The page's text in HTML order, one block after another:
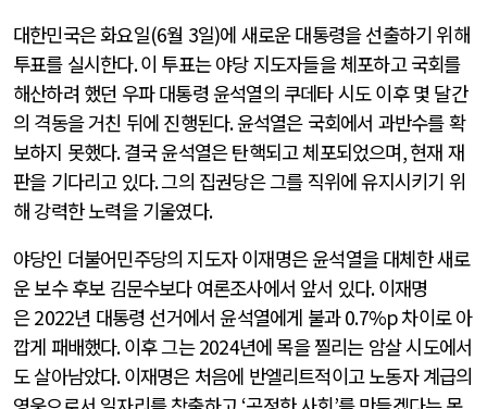
대한민국은 화요일(6월 3일)에 새로운 대통령을 선출하기 위해
투표를 실시한다.이 투표는 야당 지도자들을 체포하고 국회를
해산하려 했던 우파 대통령 윤석열의 쿠데타 시도 이후 몇 달간
의 격동을 거친 뒤에 진행된다.윤석열은 국회에서 과반수를 확
보하지 못했다.결국 윤석열은 탄핵되고 체포되었으며,현재 재
판을 기다리고 있다.그의 집권당은 그를 직위에 유지시키기 위
해 강력한 노력을 기울였다.
야당인 더불어민주당의 지도자 이재명은 윤석열을 대체한 새로
운 보수 후보 김문수보다 여론조사에서 앞서 있다.이재명
은2022년 대통령 선거에서 윤석열에게 불과0.7%p차이로 아
깝게 패배했다.이후 그는2024년에 목을 찔리는 암살 시도에서
도 살아남았다.이재명은 처음에 반엘리트적이고 노동자 계급의